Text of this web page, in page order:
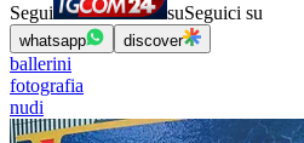
Segui suSeguici su
whatsapp discover
ballerini
fotografia
nudi